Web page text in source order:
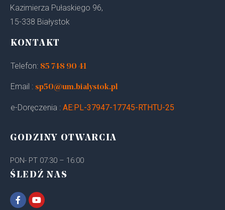
Kazimierza Pułaskiego 96,
15-338 Białystok
KONTAKT
Telefon: 85 748 90 41
Email : sp50@um.bialystok.pl
e-Doręczenia : AE:PL-37947-17745-RTHTU-25
GODZINY OTWARCIA
PON- PT 07:30 – 16:00
ŚLEDŹ NAS